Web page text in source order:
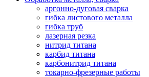
аргонно-дуговая сварка
гибка листового металла
гибка труб
лазерная резка
нитрид титана
карбид титана
карбонитрид титана
токарно-фрезерные работы